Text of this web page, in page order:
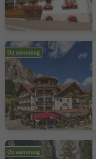
Op aanvraag
Op aanvraag